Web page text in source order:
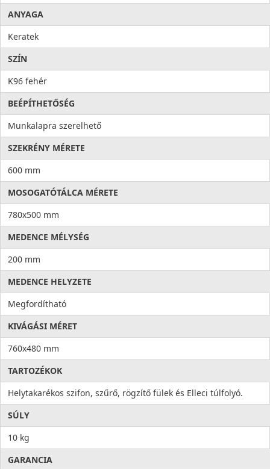
ANYAGA
Keratek
SZÍN
K96 fehér
BEÉPÍTHETŐSÉG
Munkalapra szerelhető
SZEKRÉNY MÉRETE
600 mm
MOSOGATÓTÁLCA MÉRETE
780x500 mm
MEDENCE MÉLYSÉG
200 mm
MEDENCE HELYZETE
Megfordítható
KIVÁGÁSI MÉRET
760x480 mm
TARTOZÉKOK
Helytakarékos szifon, szűrő, rögzítő fülek és Elleci túlfolyó.
SÚLY
10 kg
GARANCIA